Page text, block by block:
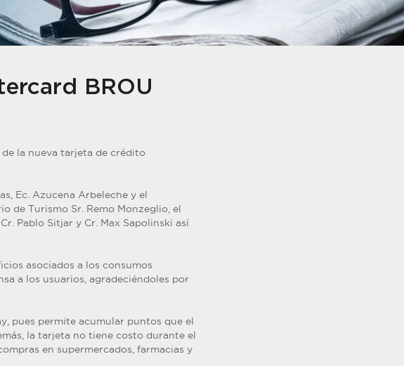
BROU
de la nueva tarjeta de crédito
Ec. Azucena Arbeleche y el
de Turismo Sr. Remo Monzeglio, el
Pablo Sitjar y Cr. Max Sapolinski así
asociados a los consumos
a los usuarios, agradeciéndoles por
pues permite acumular puntos que el
la tarjeta no tiene costo durante el
en supermercados, farmacias y